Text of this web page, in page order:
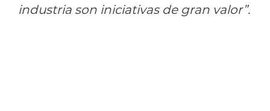
industria son iniciativas de gran valor”.